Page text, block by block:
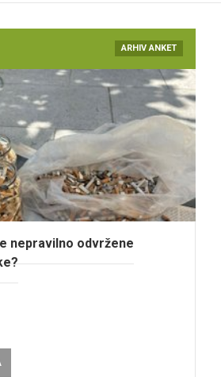
ARHIV ANKET
nepravilno odvržene